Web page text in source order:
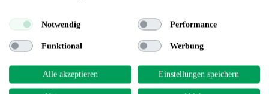
Notwendig Performance
Funktional Werbung
Alle akzeptieren Einstellungen speichern